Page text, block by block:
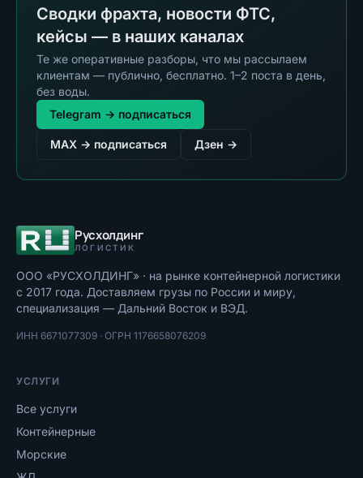
Сводки фрахта, новости ФТС,
кейсы — в наших каналах
Те же оперативные разборы, что мы рассылаем
клиентам — публично, бесплатно. 1–2 поста в день,
без воды.
Telegram → подписаться
MAX → подписаться Дзен →
Русхолдинг
ЛОГИСТИК
ООО «РУСХОЛДИНГ» · на рынке контейнерной логистики
с 2017 года. Доставляем грузы по России и миру,
специализация — Дальний Восток и ВЭД.
ИНН 6671077309 · ОГРН 1176658076209
УСЛУГИ
Все услуги
Контейнерные
Морские